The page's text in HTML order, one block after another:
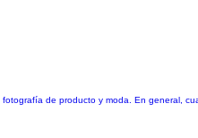
de producto y moda. En general,